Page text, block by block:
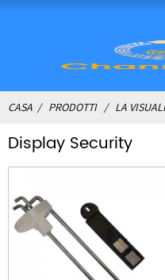
CASA PRODOTTI LA
Display Security